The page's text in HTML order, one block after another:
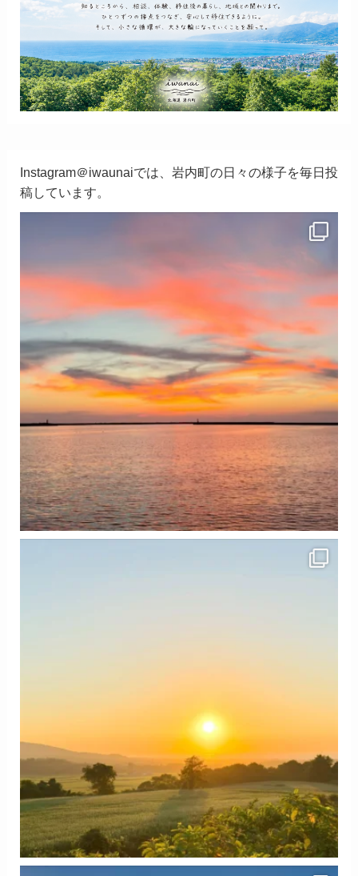
Instagram＠iwaunaiでは、岩内町の日々の様子を毎日投
稿しています。